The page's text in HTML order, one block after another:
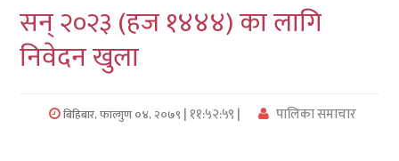
कर्णाली
सुदुरपश्चिम
प्रदेश/
सन् २०२३ (हज १४४४) का लागि
निवेदन खुला
बिहिबार, फाल्गुण ०४, २०७९ | ११:५२:५९ | पालिका समाचार